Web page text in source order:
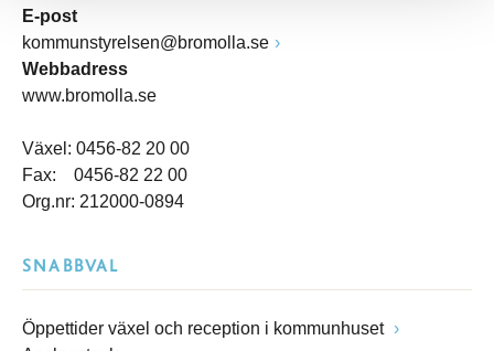
E-post
kommunstyrelsen@bromolla.se
Webbadress
www.bromolla.se
Växel: 0456-82 20 00
Fax: 0456-82 22 00
Org.nr: 212000-0894
SNABBVAL
Öppettider växel och reception i kommunhuset